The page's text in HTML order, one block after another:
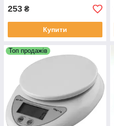
253 ₴
Купити
Топ продажів